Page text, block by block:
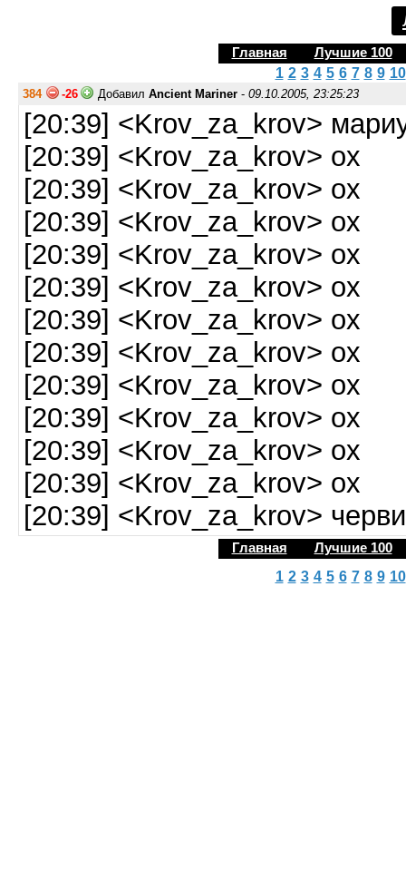
Главная Лучшие 100
1 2 3 4 5 6 7 8 9 10
384 -26 Добавил Ancient Mariner - 09.10.2005, 23:25:23
[20:39] <Krov_za_krov>
[20:39] <Krov_za_krov> ох
[20:39] <Krov_za_krov> ох
[20:39] <Krov_za_krov> ох
[20:39] <Krov_za_krov> ох
[20:39] <Krov_za_krov> ох
[20:39] <Krov_za_krov> ох
[20:39] <Krov_za_krov> ох
[20:39] <Krov_za_krov> ох
[20:39] <Krov_za_krov> ох
[20:39] <Krov_za_krov> ох
[20:39] <Krov_za_krov> ох
[20:39] <Krov_za_krov>
Главная Лучшие 100
1 2 3 4 5 6 7 8 9 10